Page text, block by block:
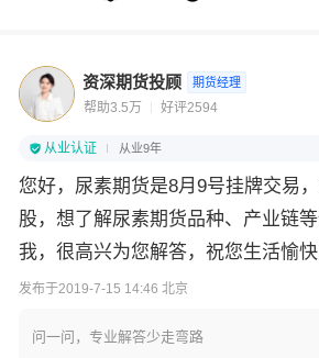
资深期货投顾 期货经理
帮助3.5万 好评2594
从业认证 从业9年
您好，尿素期货是8月9号挂牌交易
股，想了解尿素期货品种、产业链
我，很高兴为您解答，祝您生活愉快
发布于2019-7-15 14:46 北京
问一问，专业解答少走弯路